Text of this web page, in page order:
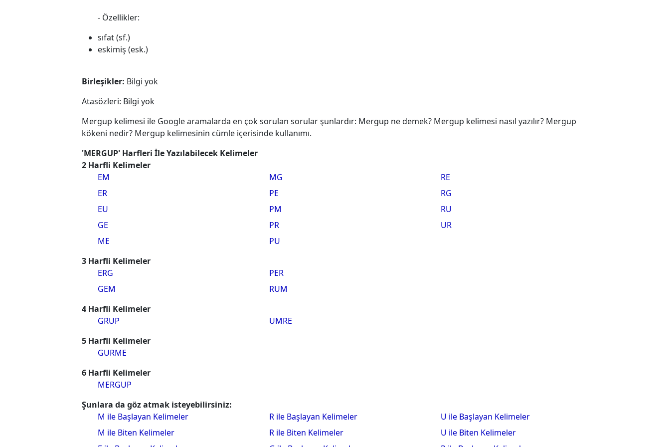
- Özellikler:
sıfat (sf.)
eskimiş (esk.)
Birleşikler: Bilgi yok
Atasözleri: Bilgi yok
Mergup kelimesi ile Google aramalarda en çok sorulan sorular şunlardır: Mergup ne demek? Mergup kelimesi nasıl yazılır? Mergup
kökeni nedir? Mergup kelimesinin cümle içerisinde kullanımı.
'MERGUP' Harfleri İle Yazılabilecek Kelimeler
2 Harfli Kelimeler
EM
ER
EU
GE
ME
MG
PE
PM
PR
PU
RE
RG
RU
UR
3 Harfli Kelimeler
ERG
GEM
PER
RUM
4 Harfli Kelimeler
GRUP
UMRE
5 Harfli Kelimeler
GURME
6 Harfli Kelimeler
MERGUP
Şunlara da göz atmak isteyebilirsiniz:
M ile Başlayan Kelimeler
M ile Biten Kelimeler
R ile Başlayan Kelimeler
R ile Biten Kelimeler
U ile Başlayan Kelimeler
U ile Biten Kelimeler